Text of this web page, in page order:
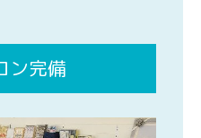
ン完備